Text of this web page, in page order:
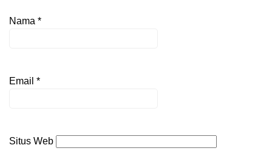
Nama *
Email *
Situs Web